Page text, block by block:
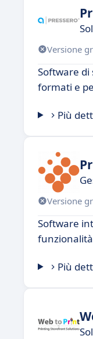
Versione
Software
formati e
Più
Versione
Software
Più